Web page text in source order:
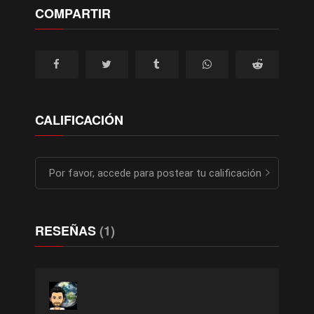
COMPARTIR
CALIFICACIÓN
Por favor, accede para postear tu calificación
RESEÑAS(1)